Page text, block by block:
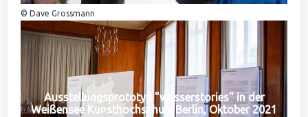
© Dave Grossmann
Ausstellungsprototyp "wasserstories" in der
Weißensee Kunsthochschule Berlin, Oktober 2021